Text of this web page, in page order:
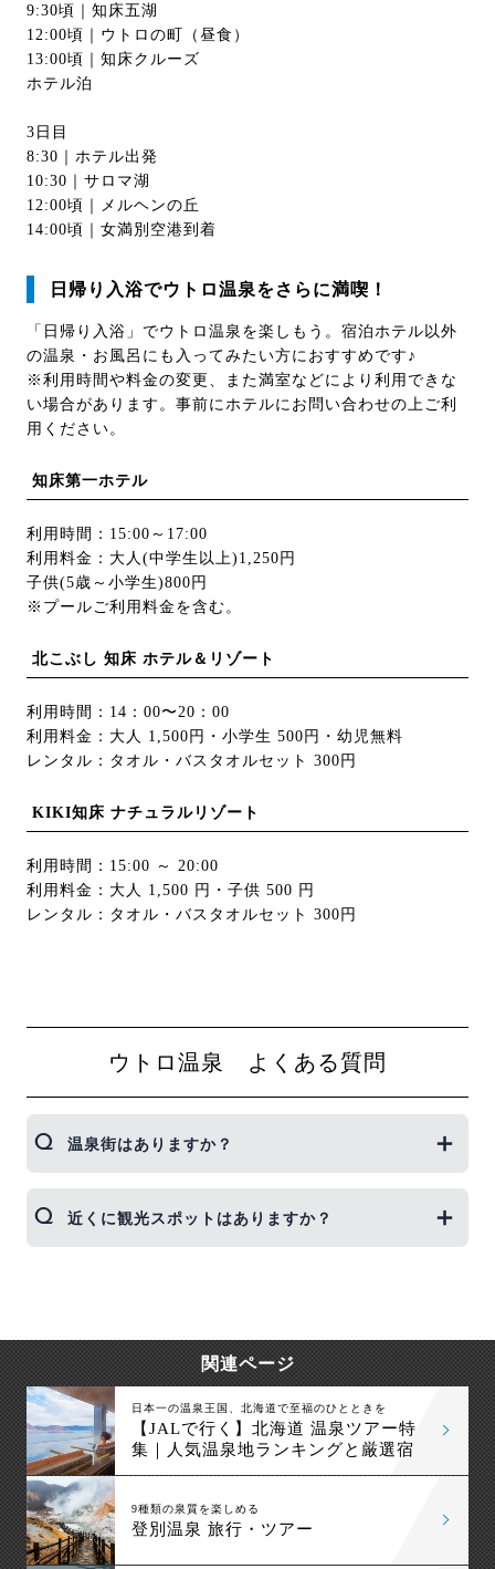
9:30頃｜知床五湖
12:00頃｜ウトロの町（昼食）
13:00頃｜知床クルーズ
ホテル泊
3日目
8:30｜ホテル出発
10:30｜サロマ湖
12:00頃｜メルヘンの丘
14:00頃｜女満別空港到着
日帰り入浴でウトロ温泉をさらに満喫！
「日帰り入浴」でウトロ温泉を楽しもう。宿泊ホテル以外
の温泉・お風呂にも入ってみたい方におすすめです♪
※利用時間や料金の変更、また満室などにより利用できな
い場合があります。事前にホテルにお問い合わせの上ご利
用ください。
知床第一ホテル
利用時間：15:00～17:00
利用料金：大人(中学生以上)1,250円
子供(5歳～小学生)800円
※プールご利用料金を含む。
北こぶし 知床 ホテル＆リゾート
利用時間：14：00〜20：00
利用料金：大人 1,500円・小学生 500円・幼児無料
レンタル：タオル・バスタオルセット 300円
KIKI知床 ナチュラルリゾート
利用時間：15:00 ～ 20:00
利用料金：大人 1,500 円・子供 500 円
レンタル：タオル・バスタオルセット 300円
ウトロ温泉 よくある質問
温泉街はありますか？
エトク」や土産物屋、海産物販売店などのお店があ
り、散策しながらショッピングが楽しめます。高台
近くに観光スポットはありますか？
関連ページ
日本一の温泉王国、北海道で至福のひとときを
【JALで行く】北海道 温泉ツアー特
集｜人気温泉地ランキングと厳選宿
9種類の泉質を楽しめる
登別温泉 旅行・ツアー